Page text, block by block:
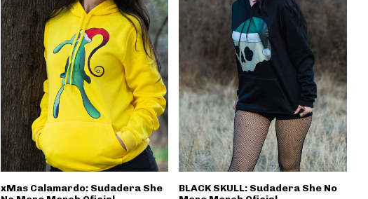
xMas Calamardo: Sudadera She
BLACK SKULL: Sudadera She No